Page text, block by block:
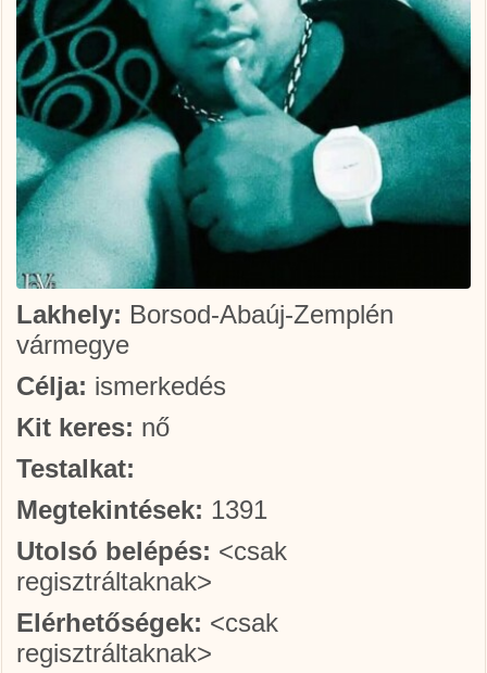
Lakhely: Borsod-Abaúj-Zemplén
vármegye
Célja: ismerkedés
Kit keres: nő
Testalkat:
Megtekintések: 1391
Utolsó belépés: <csak
regisztráltaknak>
Elérhetőségek: <csak
regisztráltaknak>